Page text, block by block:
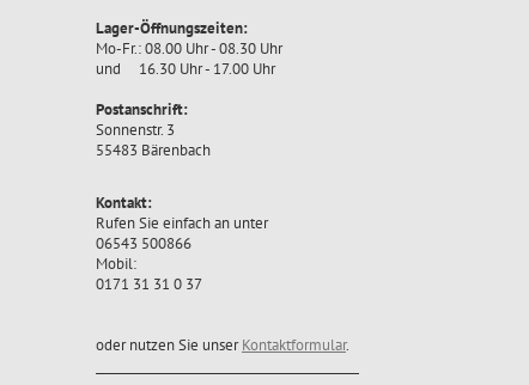
Lager-Öffnungszeiten:
Mo-Fr.: 08.00 Uhr - 08.30 Uhr
und 16.30 Uhr - 17.00 Uhr
Postanschrift:
Sonnenstr. 3
55483 Bärenbach
Kontakt:
Rufen Sie einfach an unter
06543 500866
Mobil:
0171 31 31 0 37
oder nutzen Sie unserKontaktformular.